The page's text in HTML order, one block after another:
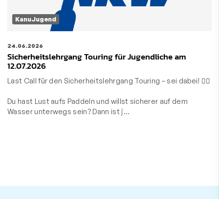
KanuJugend
24.06.2026
Sicherheitslehrgang Touring für Jugendliche am
12.07.2026
Last Call für den Sicherheitslehrgang Touring – sei dabei! 🚣‍♀️
Du hast Lust aufs Paddeln und willst sicherer auf dem
Wasser unterwegs sein? Dann ist j…